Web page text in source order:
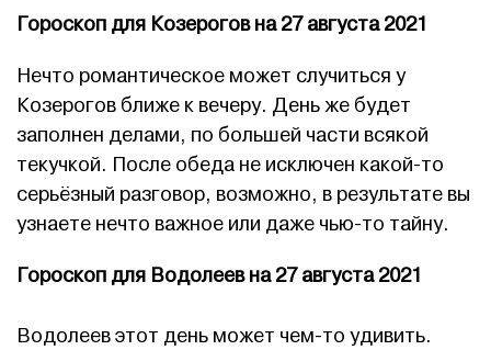
Гороскоп для Козерогов на 27 августа 2021
Нечто романтическое может случиться у
Козерогов ближе к вечеру. День же будет
заполнен делами, по большей части всякой
текучкой. После обеда не исключен какой-то
серьёзный разговор, возможно, в результате вы
узнаете нечто важное или даже чью-то тайну.
Гороскоп для Водолеев на 27 августа 2021
Водолеев этот день может чем-то удивить.